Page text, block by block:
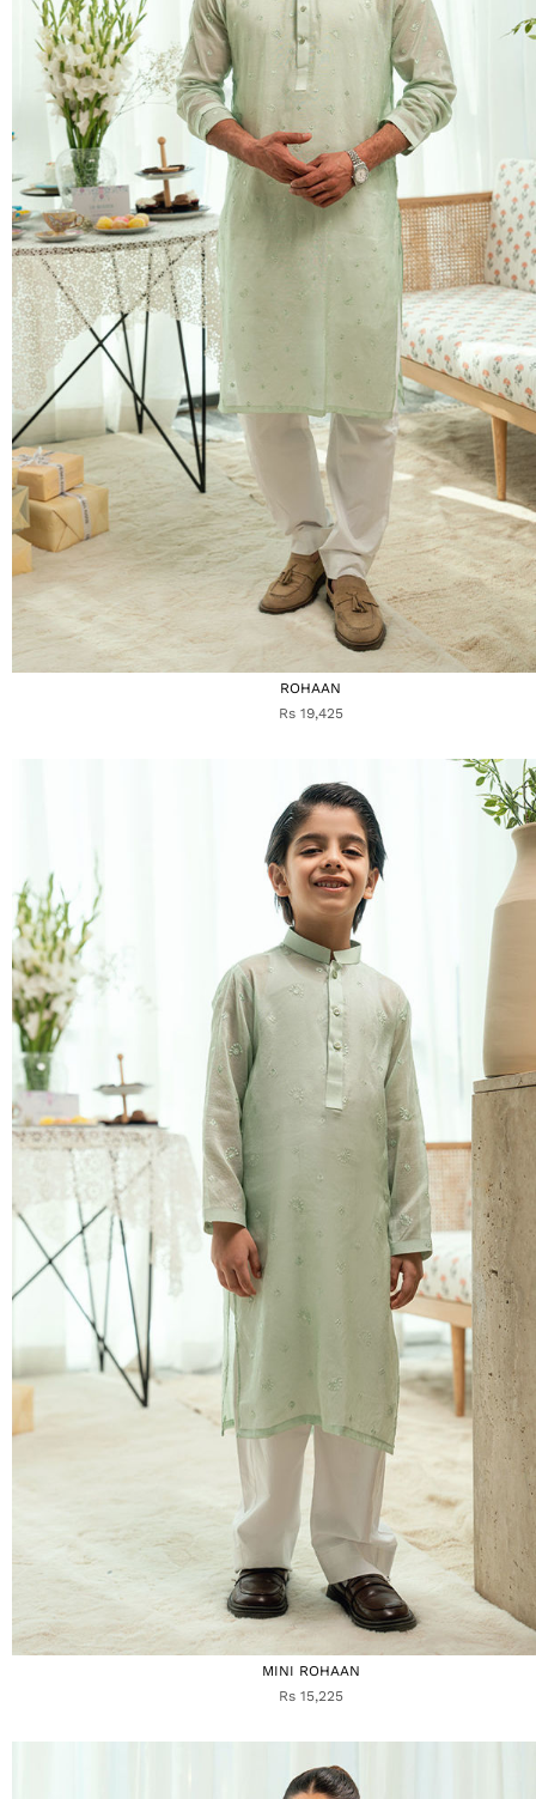
ROHAAN
Rs 19,425
MINI ROHAAN
Rs 15,225